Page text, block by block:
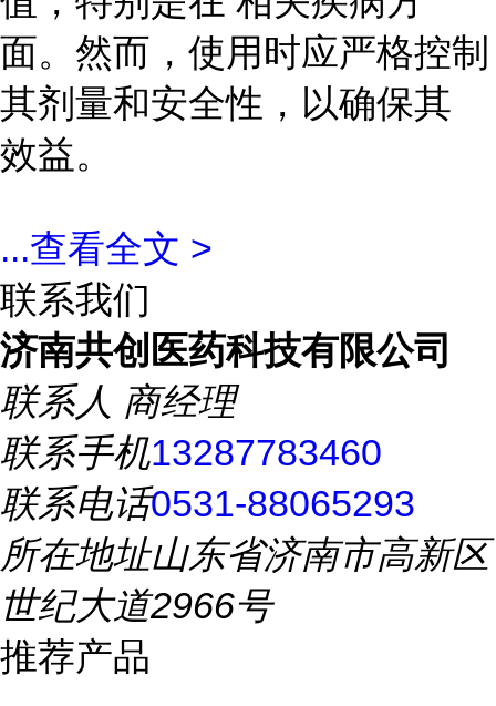
面。然而，使用时应严格控制
其剂量和安全性，以确保其
效益。
...查看全文 >
联系我们
济南共创医药科技有限公司
联系人 商经理
联系手机13287783460
联系电话0531-88065293
所在地址山东省济南市高新区
世纪大道2966号
推荐产品